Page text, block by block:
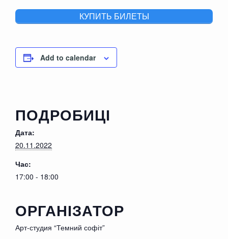
КУПИТЬ БИЛЕТЫ
Add to calendar
ПОДРОБИЦІ
Дата:
20.11.2022
Час:
17:00 - 18:00
ОРГАНІЗАТОР
Арт-студия “Темний софіт”